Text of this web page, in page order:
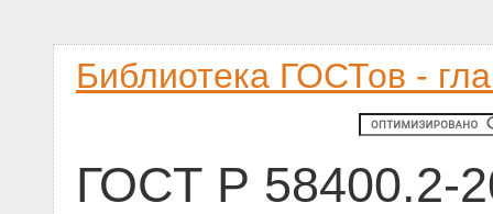
Библиотека ГОСТов -
ГОСТ Р 58400.2-